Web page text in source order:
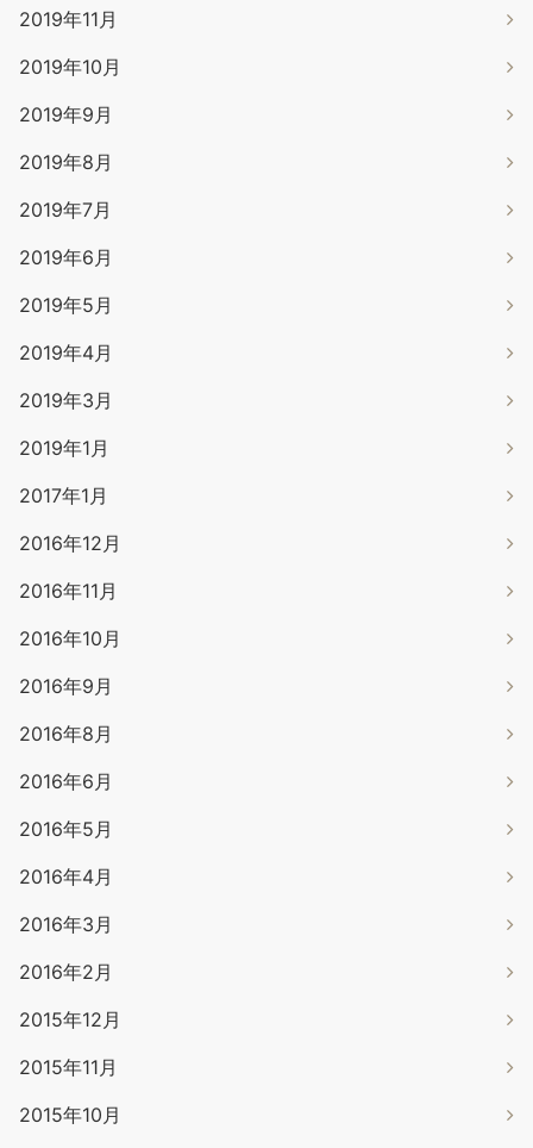
2019年11月
2019年10月
2019年9月
2019年8月
2019年7月
2019年6月
2019年5月
2019年4月
2019年3月
2019年1月
2017年1月
2016年12月
2016年11月
2016年10月
2016年9月
2016年8月
2016年6月
2016年5月
2016年4月
2016年3月
2016年2月
2015年12月
2015年11月
2015年10月